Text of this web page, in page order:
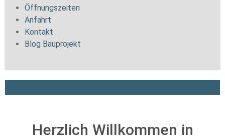
Öffnungszeiten
Anfahrt
Kontakt
Blog Bauprojekt
Herzlich Willkommen in